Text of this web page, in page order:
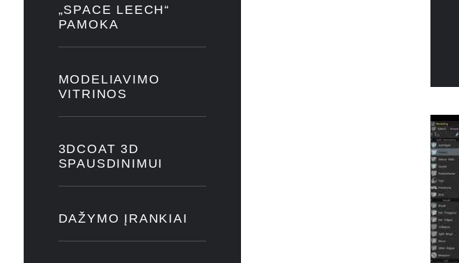
„SPACE LEECH“
PAMOKA
MODELIAVIMO
VITRINOS
3DCOAT 3D
SPAUSDINIMUI
DAŽYMO ĮRANKIAI